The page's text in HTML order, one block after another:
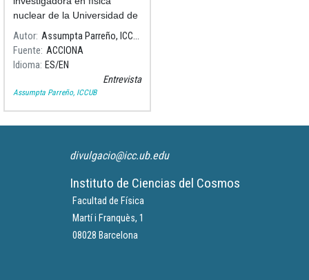
nuclear de la Universidad de
Barcelona y subdirectora del
Instituto de Ciencias del
Cosmos relata en este vídeo
cuando decidió ser científica,
la curiosida
Autor
Assumpta Parreño, ICCUB
Fuente ACCIONA
Idioma ES EN
Entrevista
Assumpta Parreño, ICCUB
divulgacio@icc.ub.edu
Instituto de Ciencias del Cosmos
Facultad de Física
Martí i Franquès, 1
08028 Barcelona